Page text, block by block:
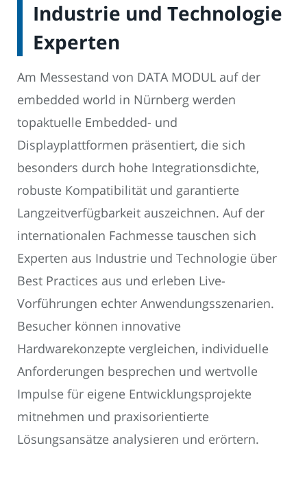
Industrie und Technologie
Experten
Am Messestand von DATA MODUL auf der
embedded world in Nürnberg werden
topaktuelle Embedded- und
Displayplattformen präsentiert, die sich
besonders durch hohe Integrationsdichte,
robuste Kompatibilität und garantierte
Langzeitverfügbarkeit auszeichnen. Auf der
internationalen Fachmesse tauschen sich
Experten aus Industrie und Technologie über
Best Practices aus und erleben Live-
Vorführungen echter Anwendungsszenarien.
Besucher können innovative
Hardwarekonzepte vergleichen, individuelle
Anforderungen besprechen und wertvolle
Impulse für eigene Entwicklungsprojekte
mitnehmen und praxisorientierte
Lösungsansätze analysieren und erörtern.